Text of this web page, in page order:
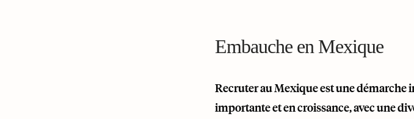
Embauche en Mexique
Recruter au Mexique est une démarche
importante et en croissance, avec une